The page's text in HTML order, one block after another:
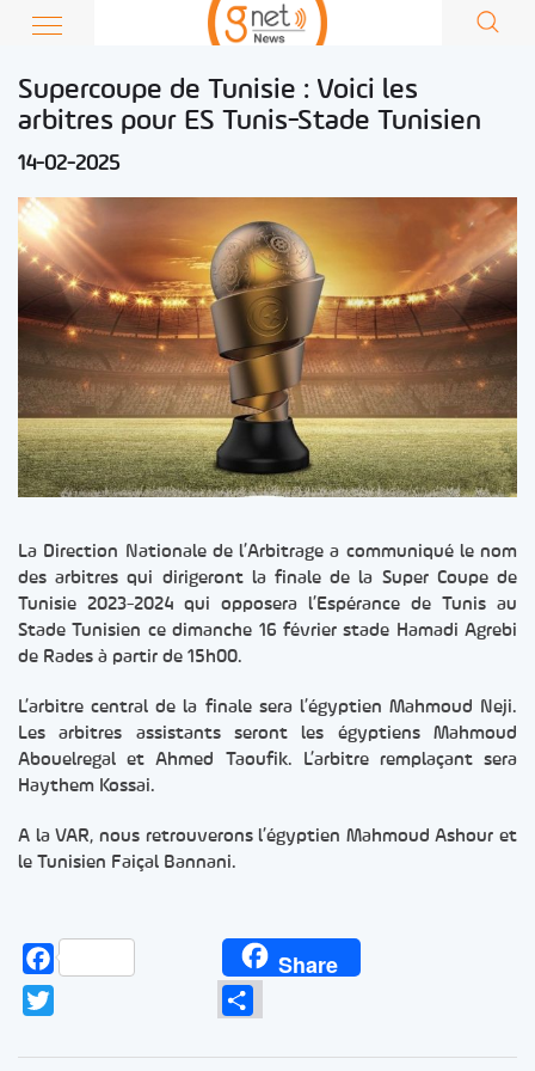
Supercoupe de Tunisie : Voici les
arbitres pour ES Tunis-Stade Tunisien
14-02-2025
La Direction Nationale de l’Arbitrage a communiqué le nom
des arbitres qui dirigeront la finale de la Super Coupe de
Tunisie 2023-2024 qui opposera l’Espérance de Tunis au
Stade Tunisien ce dimanche 16 février stade Hamadi Agrebi
de Rades à partir de 15h00.
L’arbitre central de la finale sera l’égyptien Mahmoud Neji.
Les arbitres assistants seront les égyptiens Mahmoud
Abouelregal et Ahmed Taoufik. L’arbitre remplaçant sera
Haythem Kossai.
A la VAR, nous retrouverons l’égyptien Mahmoud Ashour et
le Tunisien Faiçal Bannani.
Facebook Share
Partager